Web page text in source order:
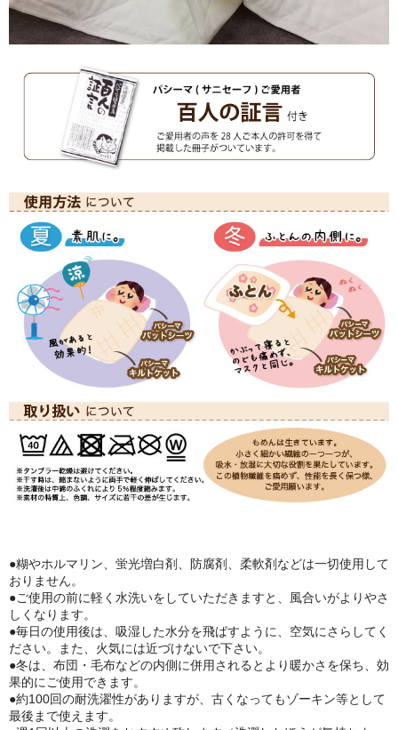
●糊やホルマリン、蛍光増白剤、防腐剤、柔軟剤などは一切使用して
おりません。
●ご使用の前に軽く水洗いをしていただきますと、風合いがよりやさ
しくなります。
●毎日の使用後は、吸湿した水分を飛ばすように、空気にさらしてく
ださい。また、火気には近づけないで下さい。
●冬は、布団・毛布などの内側に併用されるとより暖かさを保ち、効
果的にご使用できます。
●約100回の耐洗濯性がありますが、古くなってもゾーキン等として
最後まで使えます。